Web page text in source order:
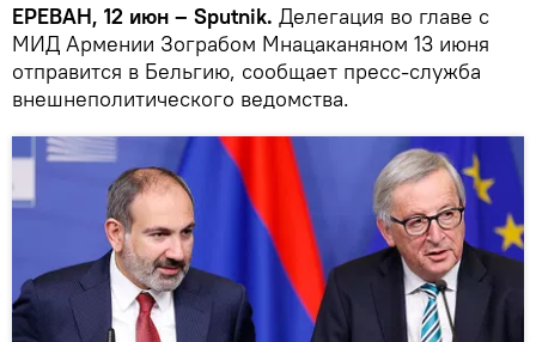
ЕРЕВАН, 12 июн – Sputnik. Делегация во главе с
МИД Армении Зограбом Мнацаканяном 13 июня
отправится в Бельгию, сообщает пресс-служба
внешнеполитического ведомства.